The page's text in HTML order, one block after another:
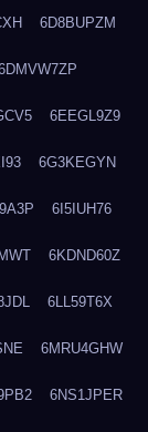
6D8BUPZM
6EEGL9Z9
6G3KEGYN
6I5IUH76
6KDND60Z
6LL59T6X
6MRU4GHW
6NS1JPER